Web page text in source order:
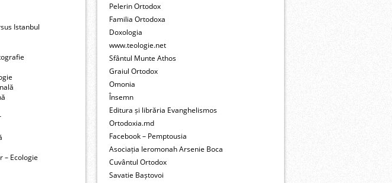
Istanbul
– Ecologie
Pelerin Ortodox
Familia Ortodoxa
Doxologia
www.teologie.net
Sfântul Munte Athos
Graiul Ortodox
Omonia
Însemn
Editura și librăria Evanghelismos
Ortodoxia.md
Facebook – Pemptousia
Asociația Ieromonah Arsenie Boca
Cuvântul Ortodox
Savatie Baștovoi